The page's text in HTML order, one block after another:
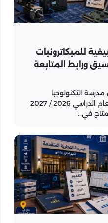
للميكاترونيات
ورابط المتابعة
التكنولوجيا
التطبيقية للميكاترونيات ببدر للعام الدراسي 2026 / 2027
في...